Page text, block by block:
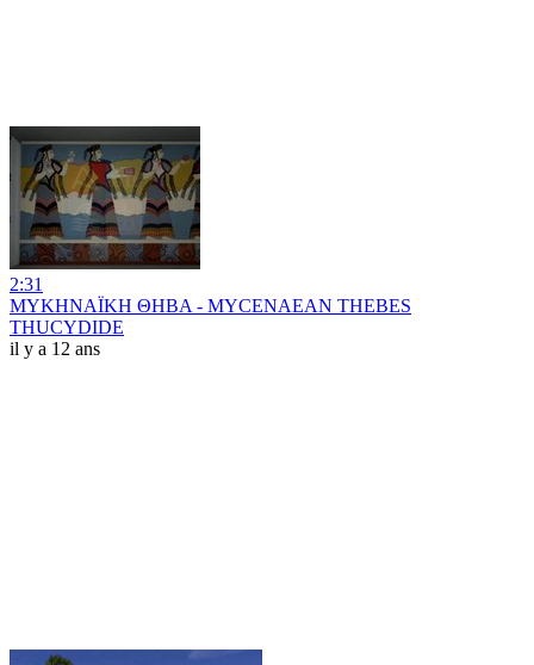
2:31
ΜΥΚΗΝΑΪΚΗ ΘΗΒΑ - MYCENAEAN THEBES
THUCYDIDE
il y a 12 ans